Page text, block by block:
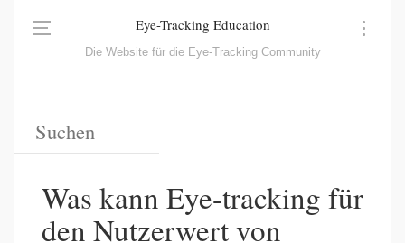
Eye-Tracking Education
Die Website für die Eye-Tracking Community
Was kann Eye-tracking für
den Nutzerwert von